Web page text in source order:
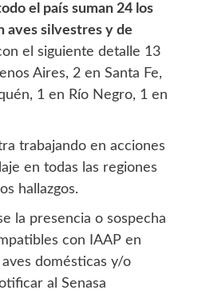
el país suman 24 los
aves silvestres y de
el siguiente detalle 13
Aires, 2 en Santa Fe,
1 en Río Negro, 1 en
trabajando en acciones
en todas las regiones
hallazgos.
la presencia o sospecha
con IAAP en
domésticas y/o
al Senasa